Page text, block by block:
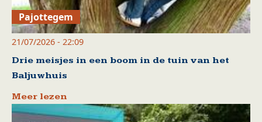
Pajottegem
21/07/2026 - 22:09
Drie meisjes in een boom in de tuin van het
Baljuwhuis
Meer lezen